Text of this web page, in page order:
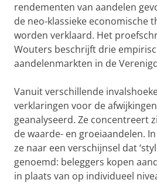
rendementen van aandelen
de neo-klassieke economische
worden verklaard. Het
Wouters beschrijft drie
aandelenmarkten in de
Vanuit verschillende
verklaringen voor de
geanalyseerd. Ze concentreert
de waarde- en groeiaandelen.
ze naar een verschijnsel dat
genoemd: beleggers kopen
in plaats van op individueel